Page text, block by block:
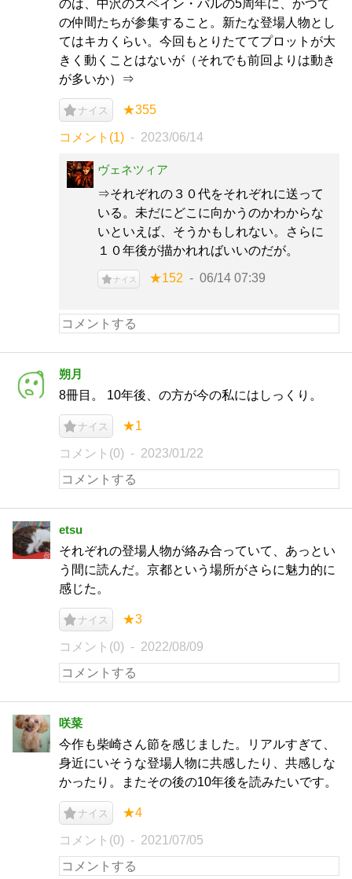
のは、中沢のスペイン・バルの5周年に、かつて
の仲間たちが参集すること。新たな登場人物とし
てはキカくらい。今回もとりたててプロットが大
きく動くことはないが（それでも前回よりは動き
が多いか）⇒
ナイス ★355
コメント(1) 2023/06/14
ヴェネツィア
⇒それぞれの３０代をそれぞれに送って
いる。未だにどこに向かうのかわからな
いといえば、そうかもしれない。さらに
１０年後が描かれればいいのだが。
ナイス ★152 06/14 07:39
朔月
8冊目。 10年後、の方が今の私にはしっくり。
ナイス ★1
コメント(0) 2023/01/22
etsu
それぞれの登場人物が絡み合っていて、あっとい
う間に読んだ。京都という場所がさらに魅力的に
感じた。
ナイス ★3
コメント(0) 2022/08/09
咲菜
今作も柴崎さん節を感じました。リアルすぎて、
身近にいそうな登場人物に共感したり、共感しな
かったり。またその後の10年後を読みたいです。
ナイス ★4
コメント(0) 2021/07/05